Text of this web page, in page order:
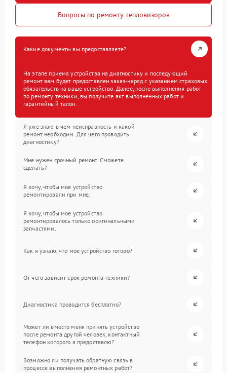
Вопросы по ремонту тепловизоров
Какие документы вы предоставляете?
На этапе приема устройства на диагностику и последующий
ремонт вам будет предоставлен заказ-наряд с указанием страховых
обязательств на ваше устройство. Далее, после выполнения работ
по ремонту техники, вы получите акт выполненных работ и
гарантийный талон.
Я уже знаю в чем неисправность и какой
ремонт необходим. Для чего проводить
диагностику?
Мне нужен срочный ремонт. Сможете
сделать?
Я хочу, чтобы мое устройство
ремонтировали при мне.
Я хочу, чтобы мое устройство
ремонтировалось только оригинальными
запчастями.
Как я узнаю, что мое устройство готово?
От чего зависит срок ремонта техники?
Диагностика проводится бесплатно?
Может ли вместо меня принять устройство
после ремонта другой человек, контактный
телефон которого я предоставлю?
Возможно ли получать обратную связь в
процессе выполнения ремонтных работ?